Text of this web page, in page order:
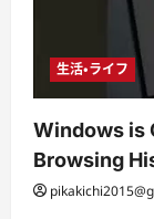
生活・ライフ
Windows is
Browsing